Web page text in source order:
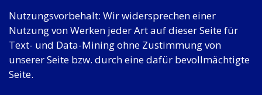
Nutzungsvorbehalt: Wir widersprechen einer
Nutzung von Werken jeder Art auf dieser Seite für
Text- und Data-Mining ohne Zustimmung von
unserer Seite bzw. durch eine dafür bevollmächtigte
Seite.